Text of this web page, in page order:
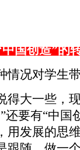
国创造”的
情况对学生
大一些，现
还要有“中国
用发展的思